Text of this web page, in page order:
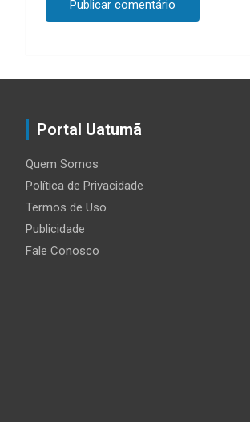
Portal Uatumã
Quem Somos
Política de Privacidade
Termos de Uso
Publicidade
Fale Conosco